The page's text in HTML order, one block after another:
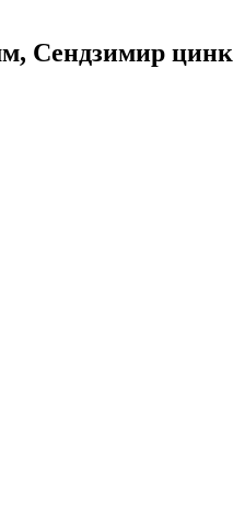
Сендзимир цинк